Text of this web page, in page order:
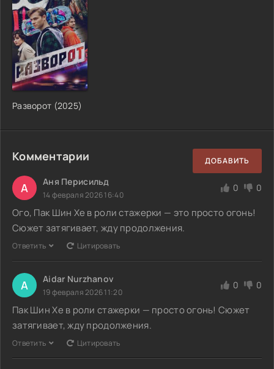
Разворот (2025)
Комментарии ДОБАВИТЬ
А Аня Перисильд
14 февраля 2026 16:40
0 0
Ого, Пак Шин Хе в роли стажерки — это просто огонь!
Сюжет затягивает, жду продолжения.
Ответить Цитировать
A Aidar Nurzhanov
19 февраля 2026 11:20
0 0
Пак Шин Хе в роли стажерки — просто огонь! Сюжет
затягивает, жду продолжения.
Ответить Цитировать